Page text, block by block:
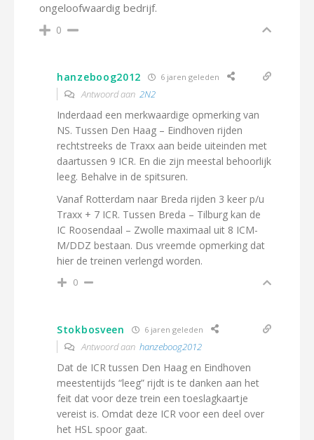
ongeloofwaardig bedrijf.
0
hanzeboog2012 6 jaren geleden
Antwoord aan 2N2
Inderdaad een merkwaardige opmerking van
NS. Tussen Den Haag – Eindhoven rijden
rechtstreeks de Traxx aan beide uiteinden met
daartussen 9 ICR. En die zijn meestal behoorlijk
leeg. Behalve in de spitsuren.
Vanaf Rotterdam naar Breda rijden 3 keer p/u
Traxx + 7 ICR. Tussen Breda – Tilburg kan de
IC Roosendaal – Zwolle maximaal uit 8 ICM-
M/DDZ bestaan. Dus vreemde opmerking dat
hier de treinen verlengd worden.
0
Stokbosveen 6 jaren geleden
Antwoord aan hanzeboog2012
Dat de ICR tussen Den Haag en Eindhoven
meestentijds “leeg” rijdt is te danken aan het
feit dat voor deze trein een toeslagkaartje
vereist is. Omdat deze ICR voor een deel over
het HSL spoor gaat.